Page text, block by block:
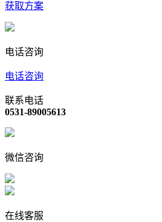
获取方案
电话咨询
电话咨询
联系电话
0531-89005613
微信咨询
在线客服